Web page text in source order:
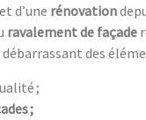
d’une rénovation
ravalement de façade
des
;
;